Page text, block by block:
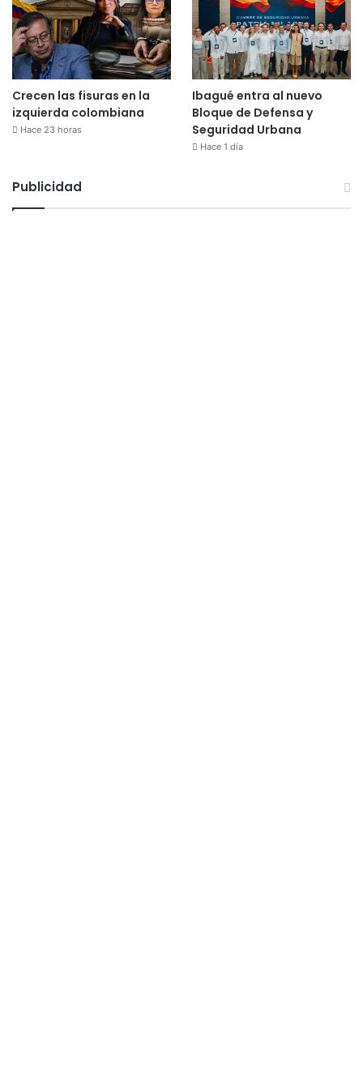
Crecen las fisuras en la
izquierda colombiana
Hace 23 horas
Ibagué entra al nuevo
Bloque de Defensa y
Seguridad Urbana
Hace 1 día
Publicidad